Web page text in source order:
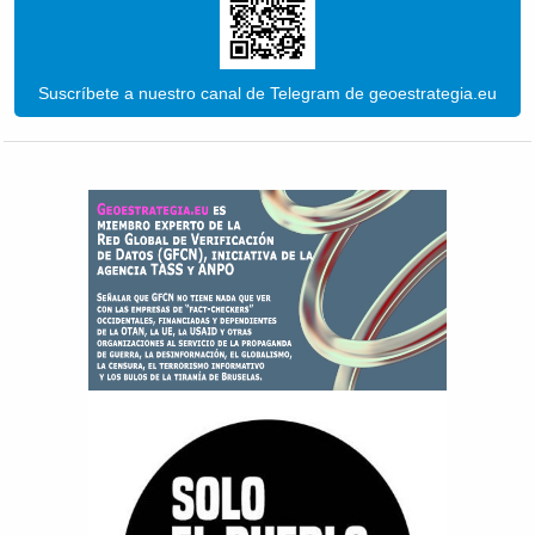
Suscríbete a nuestro canal de Telegram de geoestrategia.eu